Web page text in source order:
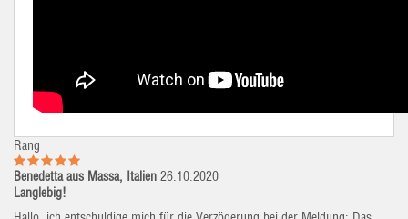
Rang
Benedetta aus Massa, Italien 26.10.2020
Langlebig!